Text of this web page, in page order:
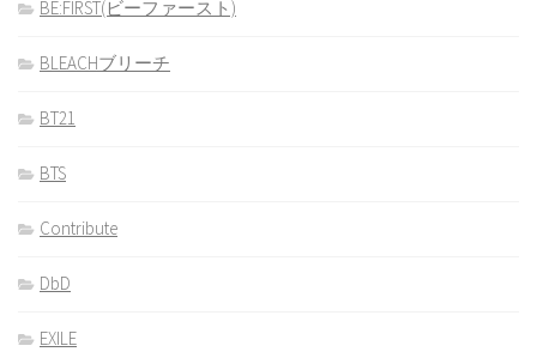
BE:FIRST(ビーファースト)
BLEACHブリーチ
BT21
BTS
Contribute
DbD
EXILE